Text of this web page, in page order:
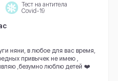
Тест на антитела
Covid-19
няни, в любое для вас время,
привычек не имею ,
,безумно люблю детей ❤️